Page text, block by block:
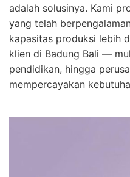
adalah solusinya. Kami
yang telah
kapasitas produksi lebih
klien di Badung Bali —
pendidikan, hingga
mempercayakan